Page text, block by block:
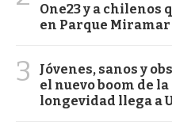
One23 y a chilenos
en Parque Miramar
3
Jóvenes, sanos y
el nuevo boom de
longevidad llega a